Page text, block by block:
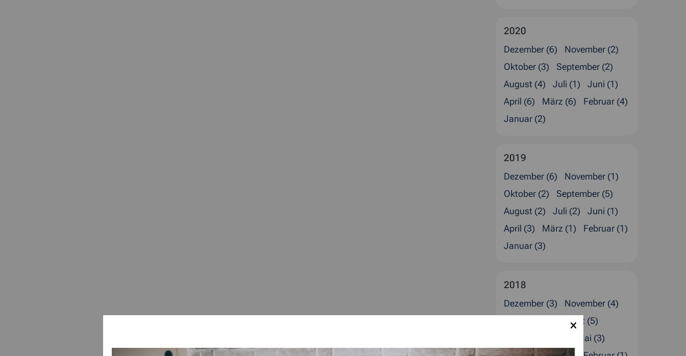
2020
Dezember (6)
November (2)
Oktober (3)
September (2)
August (4)
Juli (1)
Juni (1)
April (6)
März (6)
Februar (4)
Januar (2)
2019
Dezember (6)
November (1)
Oktober (2)
September (5)
August (2)
Juli (2)
Juni (1)
April (3)
März (1)
Februar (1)
Januar (3)
2018
Dezember (3)
November (4)
August (5)
Mai (3)